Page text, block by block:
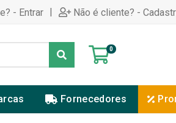
- Entrar | Não é cliente? -
0
Fornecedores